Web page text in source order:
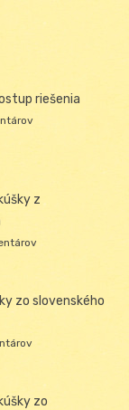
riešenia
z
zo slovenského
zo